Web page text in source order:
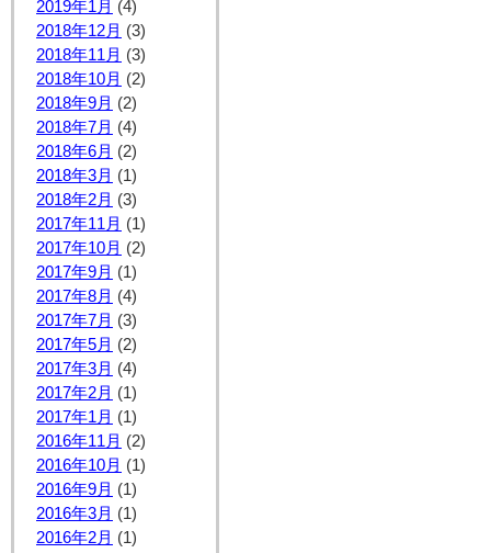
2019年1月 (4)
2018年12月 (3)
2018年11月 (3)
2018年10月 (2)
2018年9月 (2)
2018年7月 (4)
2018年6月 (2)
2018年3月 (1)
2018年2月 (3)
2017年11月 (1)
2017年10月 (2)
2017年9月 (1)
2017年8月 (4)
2017年7月 (3)
2017年5月 (2)
2017年3月 (4)
2017年2月 (1)
2017年1月 (1)
2016年11月 (2)
2016年10月 (1)
2016年9月 (1)
2016年3月 (1)
2016年2月 (1)